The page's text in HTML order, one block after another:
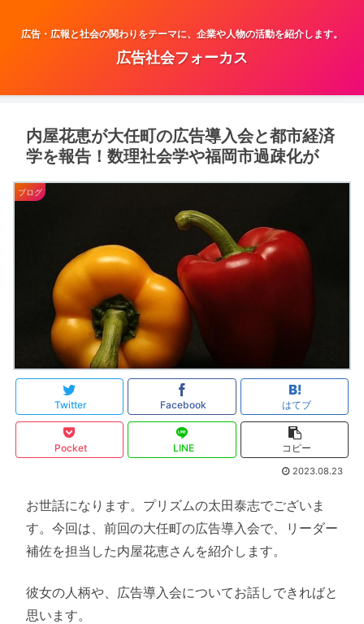
広告・広報と社会の関わりをテーマに、企業や人物の活動を紹介します。
広告社会フォーカス
内屋花恵が大任町の広告導入会と都市経済
学を報告！数理社会学や福岡市過疎化が
ブログ
Twitter Facebook はてブ
Pocket LINE コピー
2023.08.23
お世話になります。プリズムの太田泰志でございま
す。今回は、前回の大任町の広告導入会で、リーダー
補佐を担当した内屋花恵さんを紹介します。
彼女の人柄や、広告導入会についてお話しできればと
思います。